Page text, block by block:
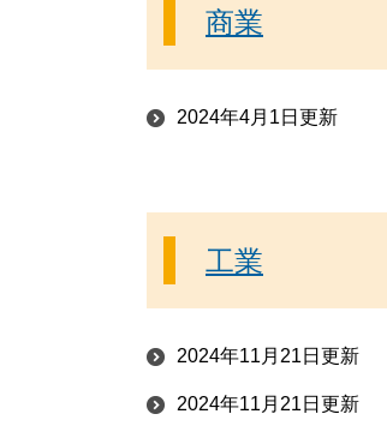
商業
2024年4月1日更新
工業
2024年11月21日更新
2024年11月21日更新